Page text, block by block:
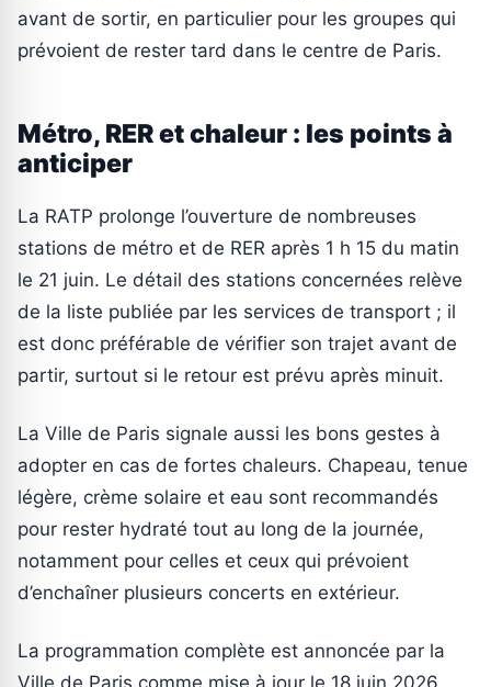
avant de sortir, en particulier pour les groupes qui
prévoient de rester tard dans le centre de Paris.
Métro, RER et chaleur : les points à
anticiper
La RATP prolonge l’ouverture de nombreuses
stations de métro et de RER après 1 h 15 du matin
le 21 juin. Le détail des stations concernées relève
de la liste publiée par les services de transport ; il
est donc préférable de vérifier son trajet avant de
partir, surtout si le retour est prévu après minuit.
La Ville de Paris signale aussi les bons gestes à
adopter en cas de fortes chaleurs. Chapeau, tenue
légère, crème solaire et eau sont recommandés
pour rester hydraté tout au long de la journée,
notamment pour celles et ceux qui prévoient
d’enchaîner plusieurs concerts en extérieur.
La programmation complète est annoncée par la